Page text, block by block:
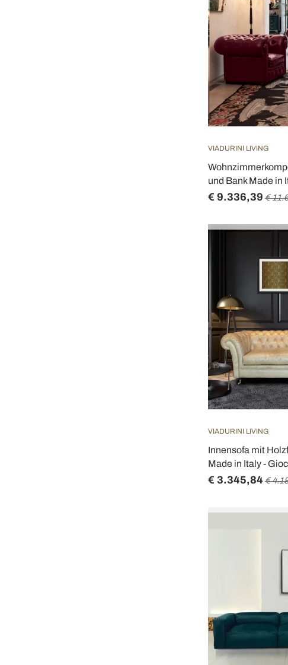
VIADURINI LIVING
und Bank Made in
€ 9.336,39 €
VIADURINI LIVING
Innensofa mit
Made in Italy -
€ 3.345,84€